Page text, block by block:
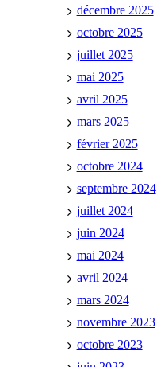
décembre 2025
octobre 2025
juillet 2025
mai 2025
avril 2025
mars 2025
février 2025
octobre 2024
septembre 2024
juillet 2024
juin 2024
mai 2024
avril 2024
mars 2024
novembre 2023
octobre 2023